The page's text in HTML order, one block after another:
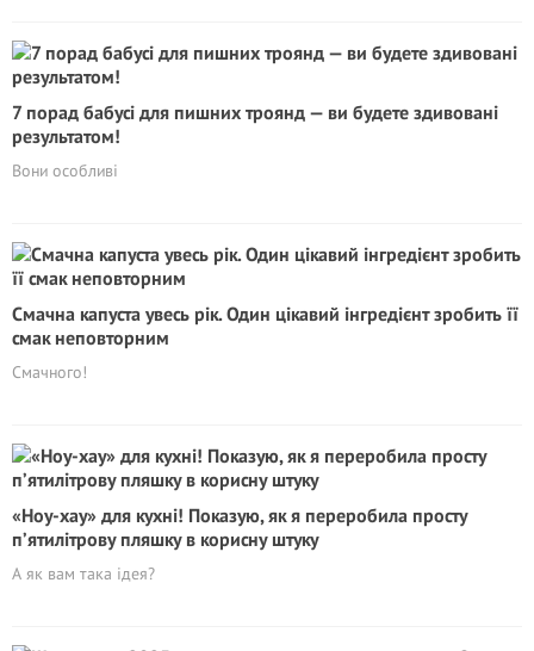
7 порад бабусі для пишних троянд — ви будете здивовані
результатом!
Вони особливі
Смачна капуста увесь рік. Один цікавий інгредієнт зробить її
смак неповторним
Смачного!
«Ноу-хау» для кухні! Показую, як я переробила просту
п’ятилітрову пляшку в корисну штуку
А як вам така ідея?